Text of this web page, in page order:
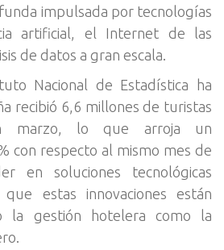
impulsada por tecnologías
artificial, el Internet de las
de datos a gran escala.
Nacional de Estadística ha
recibió 6,6 millones de turistas
marzo, lo que arroja un
con respecto al mismo mes de
en soluciones tecnológicas
estas innovaciones están
la gestión hotelera como la